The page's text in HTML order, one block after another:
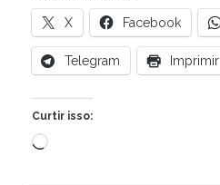
X Facebook
Telegram Imprimir
Curtir isso:
Carregando...